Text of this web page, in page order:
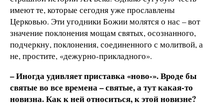
имеют те, которые сегодня уже прославлены
Церковью. Эти угодники Божии молятся о нас – вот
значение поклонения мощам святых, осознанного,
подчеркну, поклонения, соединенного с молитвой, а
не, простите, «дежурно-прикладного».
– Иногда удивляет приставка «ново-». Вроде бы
святые во все времена – святые, а тут какая-то
новизна. Как к ней относиться, к этой новизне?